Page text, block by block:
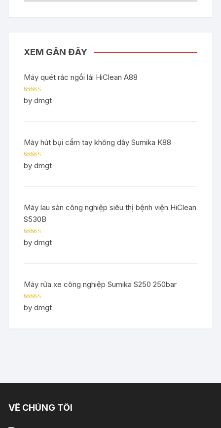
XEM GẦN ĐÂY
Máy quét rác ngồi lái HiClean A88
Rated5out
of 5
by dmgt
Máy hút bụi cầm tay không dây Sumika K88
Rated5out
of 5
by dmgt
Máy lau sàn công nghiệp siêu thị bệnh viện HiClean
S530B
Rated5out
of 5
by dmgt
Máy rửa xe công nghiệp Sumika S250 250bar
Rated5out
of 5
by dmgt
VỀ CHÚNG TÔI